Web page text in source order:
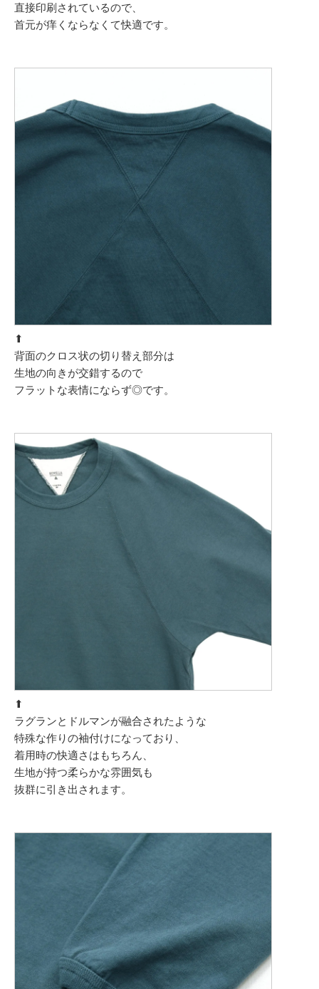
直接印刷されているので、
首元が痒くならなくて快適です。
⬆︎
背面のクロス状の切り替え部分は
生地の向きが交錯するので
フラットな表情にならず◎です。
⬆︎
ラグランとドルマンが融合されたような
特殊な作りの袖付けになっており、
着用時の快適さはもちろん、
生地が持つ柔らかな雰囲気も
抜群に引き出されます。